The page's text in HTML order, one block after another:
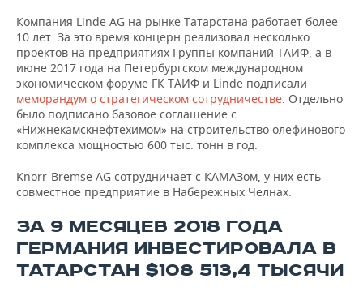
Компания Linde AG на рынке Татарстана работает более
10 лет. За это время концерн реализовал несколько
проектов на предприятиях Группы компаний ТАИФ, а в
июне 2017 года на Петербургском международном
экономическом форуме ГК ТАИФ и Linde подписали
меморандум о стратегическом сотрудничестве . Отдельно
было подписано базовое соглашение с
«Нижнекамскнефтехимом» на строительство олефинового
комплекса мощностью 600 тыс. тонн в год.
Knorr-Bremse AG сотрудничает с КАМАЗом, у них есть
совместное предприятие в Набережных Челнах.
ЗА 9 МЕСЯЦЕВ 2018 ГОДА
ГЕРМАНИЯ ИНВЕСТИРОВАЛА В
ТАТАРСТАН $108 513,4 ТЫСЯЧИ